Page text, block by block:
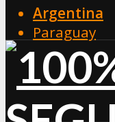
Argentina
Paraguay